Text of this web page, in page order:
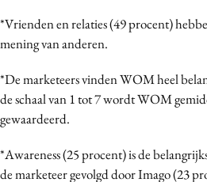
*Vrienden en relaties (49 procent)
mening van anderen.
*De marketeers vinden WOM heel
de schaal van 1 tot 7 wordt WOM
gewaardeerd.
*Awareness (25 procent) is de
de marketeer gevolgd door Imago (23